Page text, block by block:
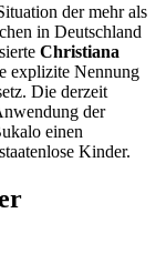
der mehr als
in Deutschland
Christiana
explizite Nennung
Die derzeit
der
einen
Kinder.